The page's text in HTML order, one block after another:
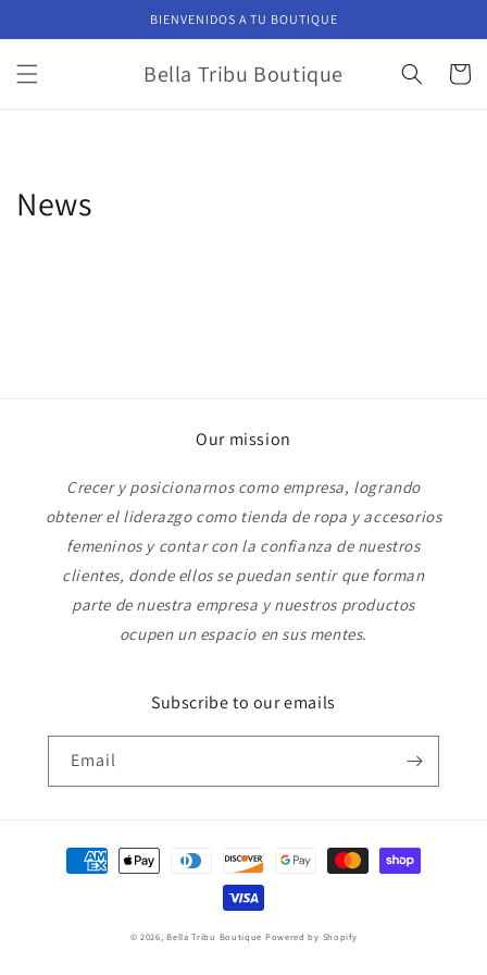
BIENVENIDOS A TU BOUTIQUE
Bella Tribu Boutique Cart
News
Our mission
Crecer y posicionarnos como empresa, logrando
obtener el liderazgo como tienda de ropa y accesorios
femeninos y contar con la confianza de nuestros
clientes, donde ellos se puedan sentir que forman
parte de nuestra empresa y nuestros productos
ocupen un espacio en sus mentes.
Subscribe to our emails
Email
Payment
methods
© 2026,Bella Tribu Boutique Powered by Shopify